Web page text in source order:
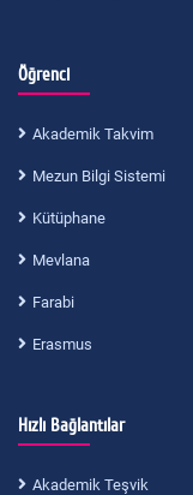
Öğrenci
Akademik Takvim
Mezun Bilgi Sistemi
Kütüphane
Mevlana
Farabi
Erasmus
Hızlı Bağlantılar
Akademik Teşvik